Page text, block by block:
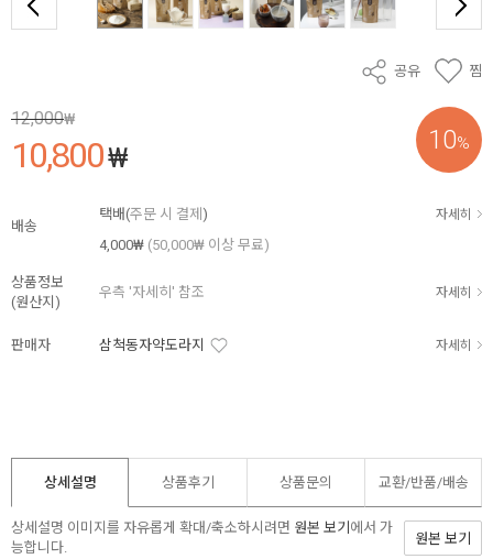
공유 찜
10%
12,000₩
10,800₩
배송
택배(주문 시 결제 ) 자세히
4,000₩ (50,000₩ 이상 무료)
상품정보
(원산지)
우측 '자세히' 참조 자세히
판매자 삼척동자약도라지 자세히
상세설명 상품후기 상품문의 교환/반품/배송
상세설명 이미지를 자유롭게 확대/축소하시려면 원본 보기 에서 가
능합니다.
원본 보기